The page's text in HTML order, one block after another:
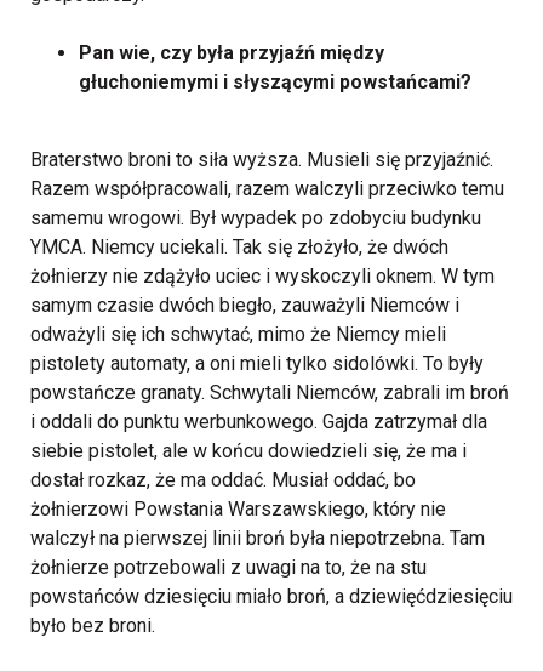
Pan wie, czy była przyjaźń między
głuchoniemymi i słyszącymi powstańcami?
Braterstwo broni to siła wyższa. Musieli się przyjaźnić.
Razem współpracowali, razem walczyli przeciwko temu
samemu wrogowi. Był wypadek po zdobyciu budynku
YMCA. Niemcy uciekali. Tak się złożyło, że dwóch
żołnierzy nie zdążyło uciec i wyskoczyli oknem. W tym
samym czasie dwóch biegło, zauważyli Niemców i
odważyli się ich schwytać, mimo że Niemcy mieli
pistolety automaty, a oni mieli tylko sidolówki. To były
powstańcze granaty. Schwytali Niemców, zabrali im broń
i oddali do punktu werbunkowego. Gajda zatrzymał dla
siebie pistolet, ale w końcu dowiedzieli się, że ma i
dostał rozkaz, że ma oddać. Musiał oddać, bo
żołnierzowi Powstania Warszawskiego, który nie
walczył na pierwszej linii broń była niepotrzebna. Tam
żołnierze potrzebowali z uwagi na to, że na stu
powstańców dziesięciu miało broń, a dziewięćdziesięciu
było bez broni.